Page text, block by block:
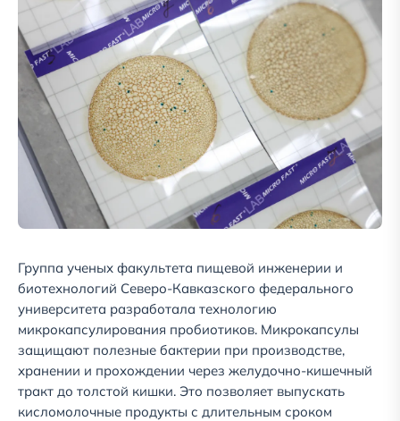
Группа ученых факультета пищевой инженерии и
биотехнологий Северо-Кавказского федерального
университета разработала технологию
микрокапсулирования пробиотиков. Микрокапсулы
защищают полезные бактерии при производстве,
хранении и прохождении через желудочно-кишечный
тракт до толстой кишки. Это позволяет выпускать
кисломолочные продукты с длительным сроком